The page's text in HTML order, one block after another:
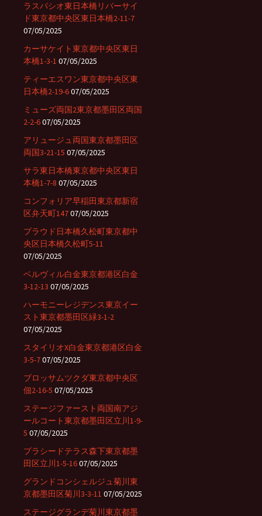
ラスパシオ東日本橋リバーサイ
ド東京都中央区東日本橋2-11-7
07/05/2025
カーサケイト東京都中央区東日
本橋1-3-1 07/05/2025
ティーエスワン東京都中央区東
日本橋2-19-607/05/2025
ミューズ両国2東京都墨田区両国
2-2-607/05/2025
アリュージュ両国東京都墨田区
両国3-21-15 07/05/2025
サラ東日本橋東京都中央区東日
本橋1-7-8 07/05/2025
コンフォリア早稲田東京都新宿
区弁天町14707/05/2025
プラウド日本橋久松町東京都中
央区日本橋久松町5-11
07/05/2025
ベルヴィル白金東京都港区白金
3-12-13 07/05/2025
ハーモニーレジデンス東京イー
スト東京都墨田区緑3-1-2
07/05/2025
スタイリオX白金東京都港区白金
3-5-707/05/2025
ブロッサムツクダ東京都中央区
佃2-16-5 07/05/2025
ステージファースト両国南アジ
ールコート東京都墨田区立川1-9-
5 07/05/2025
プラシードテラス森下東京都墨
田区立川1-5-1607/05/2025
グランドコンシェルジュ菊川東
京都墨田区菊川3-3-11 07/05/2025
ステージグランデ菊川東京都墨